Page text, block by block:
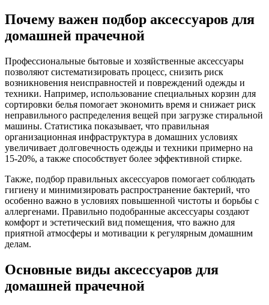
Почему важен подбор аксессуаров для
домашней прачечной
Профессиональные бытовые и хозяйственные аксессуары
позволяют систематизировать процесс, снизить риск
возникновения неисправностей и повреждений одежды и
техники. Например, использование специальных корзин для
сортировки белья помогает экономить время и снижает риск
неправильного распределения вещей при загрузке стиральной
машины. Статистика показывает, что правильная
организационная инфраструктура в домашних условиях
увеличивает долговечность одежды и техники примерно на
15-20%, а также способствует более эффективной стирке.
Также, подбор правильных аксессуаров помогает соблюдать
гигиену и минимизировать распространение бактерий, что
особенно важно в условиях повышенной чистоты и борьбы с
аллергенами. Правильно подобранные аксессуары создают
комфорт и эстетический вид помещения, что важно для
приятной атмосферы и мотивации к регулярным домашним
делам.
Основные виды аксессуаров для
домашней прачечной